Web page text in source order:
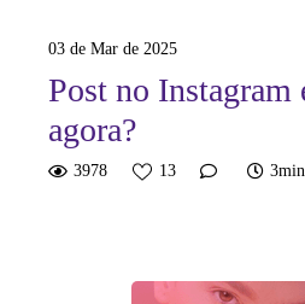
03 de Mar de 2025
Post no Instagram
agora?
3978 13